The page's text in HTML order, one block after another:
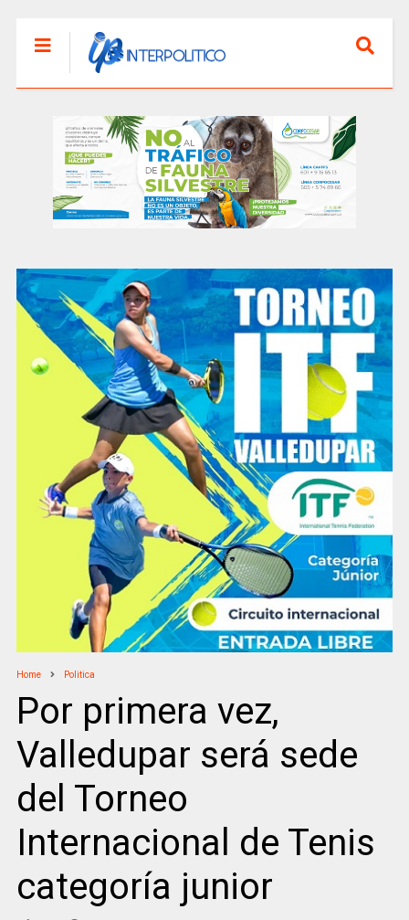
Home Politica
Por primera vez,
Valledupar será sede
del Torneo
Internacional de Tenis
categoría junior